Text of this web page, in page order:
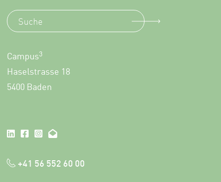
Campus3
Haselstrasse 18
5400 Baden
+41 56 552 60 00